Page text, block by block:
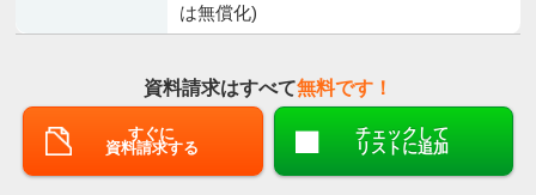
は無償化)
資料請求はすべて無料です！
すぐに
資料請求する
チェックして
リストに追加